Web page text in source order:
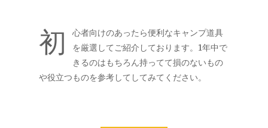
初
心者向けのあったら便利なキャンプ道具
を厳選してご紹介しております。1年中で
きるのはもちろん持ってて損のないもの
や役立つものを参考してしてみてください。